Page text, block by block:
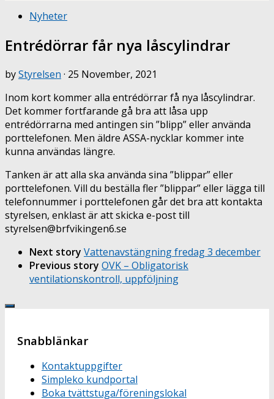
Nyheter
Entrédörrar får nya låscylindrar
byStyrelsen · 25 November, 2021
Inom kort kommer alla entrédörrar få nya låscylindrar.
Det kommer fortfarande gå bra att låsa upp
entrédörrarna med antingen sin ”blipp” eller använda
porttelefonen. Men äldre ASSA-nycklar kommer inte
kunna användas längre.
Tanken är att alla ska använda sina ”blippar” eller
porttelefonen. Vill du beställa fler ”blippar” eller lägga till
telefonnummer i porttelefonen går det bra att kontakta
styrelsen, enklast är att skicka e-post till
styrelsen@brfvikingen6.se
Next story Vattenavstängning fredag 3 december
Previous story OVK – Obligatorisk
ventilationskontroll, uppföljning
Snabblänkar
Kontaktuppgifter
Simpleko kundportal
Boka tvättstuga/föreningslokal